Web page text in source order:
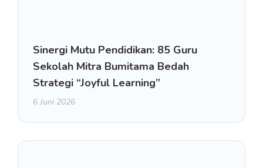
Sinergi Mutu Pendidikan: 85 Guru
Sekolah Mitra Bumitama Bedah
Strategi “Joyful Learning”
6 Juni 2026